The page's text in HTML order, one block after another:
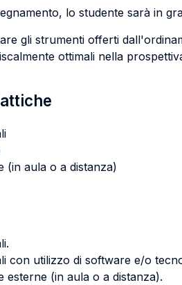
lo studente sarà in
gli strumenti offerti
ottimali nella
(in aula o a distanza)
con utilizzo di software e/o
esterne (in aula o a distanza).